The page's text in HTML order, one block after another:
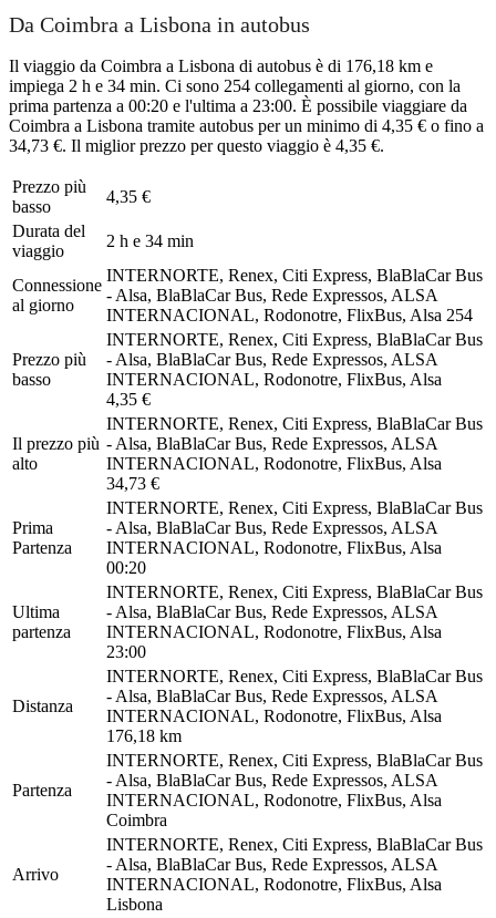
Da Coimbra a Lisbona in autobus
Il viaggio da Coimbra a Lisbona di autobus è di 176,18 km e
impiega 2 h e 34 min. Ci sono 254 collegamenti al giorno, con la
prima partenza a 00:20 e l'ultima a 23:00. È possibile viaggiare da
Coimbra a Lisbona tramite autobus per un minimo di 4,35 € o fino a
34,73 €. Il miglior prezzo per questo viaggio è 4,35 €.
Prezzo più
basso
4,35 €
Durata del
viaggio
2 h e 34 min
Connessione
al giorno
INTERNORTE, Renex, Citi Express, BlaBlaCar Bus
- Alsa, BlaBlaCar Bus, Rede Expressos, ALSA
INTERNACIONAL, Rodonotre, FlixBus, Alsa 254
Prezzo più
basso
INTERNORTE, Renex, Citi Express, BlaBlaCar Bus
- Alsa, BlaBlaCar Bus, Rede Expressos, ALSA
INTERNACIONAL, Rodonotre, FlixBus, Alsa
4,35 €
Il prezzo più
alto
INTERNORTE, Renex, Citi Express, BlaBlaCar Bus
- Alsa, BlaBlaCar Bus, Rede Expressos, ALSA
INTERNACIONAL, Rodonotre, FlixBus, Alsa
34,73 €
Prima
Partenza
INTERNORTE, Renex, Citi Express, BlaBlaCar Bus
- Alsa, BlaBlaCar Bus, Rede Expressos, ALSA
INTERNACIONAL, Rodonotre, FlixBus, Alsa
00:20
Ultima
partenza
INTERNORTE, Renex, Citi Express, BlaBlaCar Bus
- Alsa, BlaBlaCar Bus, Rede Expressos, ALSA
INTERNACIONAL, Rodonotre, FlixBus, Alsa
23:00
Distanza
INTERNORTE, Renex, Citi Express, BlaBlaCar Bus
- Alsa, BlaBlaCar Bus, Rede Expressos, ALSA
INTERNACIONAL, Rodonotre, FlixBus, Alsa
176,18 km
Partenza
INTERNORTE, Renex, Citi Express, BlaBlaCar Bus
- Alsa, BlaBlaCar Bus, Rede Expressos, ALSA
INTERNACIONAL, Rodonotre, FlixBus, Alsa
Coimbra
Arrivo
INTERNORTE, Renex, Citi Express, BlaBlaCar Bus
- Alsa, BlaBlaCar Bus, Rede Expressos, ALSA
INTERNACIONAL, Rodonotre, FlixBus, Alsa
Lisbona